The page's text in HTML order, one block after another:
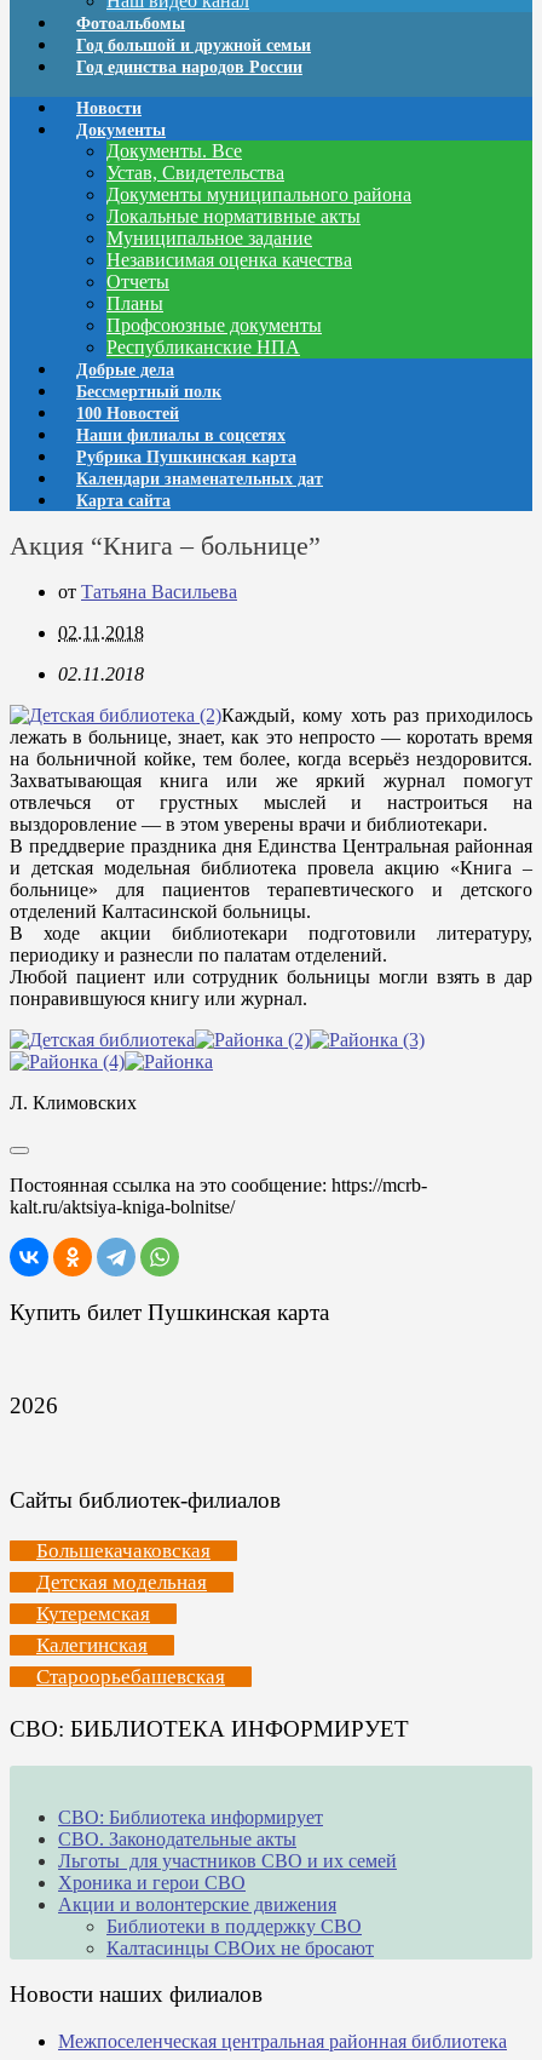
Фотоальбомы
Год большой и дружной семьи
Год единства народов России
Новости
Документы
Документы. Все
Устав, Свидетельства
Документы муниципального района
Локальные нормативные акты
Муниципальное задание
Независимая оценка качества
Отчеты
Планы
Профсоюзные документы
Республиканские НПА
Добрые дела
Бессмертный полк
100 Новостей
Наши филиалы в соцсетях
Рубрика Пушкинская карта
Календари знаменательных дат
Карта сайта
Акция “Книга – больнице”
от Татьяна Васильева
02.11.2018
02.11.2018
Каждый, кому хоть раз приходилось
лежать в больнице, знает, как это непросто — коротать время
на больничной койке, тем более, когда всерьёз нездоровится.
Захватывающая книга или же яркий журнал помогут
отвлечься от грустных мыслей и настроиться на
выздоровление — в этом уверены врачи и библиотекари.
В преддверие праздника дня Единства Центральная районная
и детская модельная библиотека провела акцию «Книга –
больнице» для пациентов терапевтического и детского
отделений Калтасинской больницы.
В ходе акции библиотекари подготовили литературу,
периодику и разнесли по палатам отделений.
Любой пациент или сотрудник больницы могли взять в дар
понравившуюся книгу или журнал.
Л. Климовских
Постоянная ссылка на это сообщение: https://mcrb-
kalt.ru/aktsiya-kniga-bolnitse/
Купить билет Пушкинская карта
2026
Сайты библиотек-филиалов
Большекачаковская
Детская модельная
Кутеремская
Калегинская
Староорьебашевская
СВО: БИБЛИОТЕКА ИНФОРМИРУЕТ
СВО: Библиотека информирует
СВО. Законодательные акты
Льготы для участников СВО и их семей
Хроника и герои СВО
Акции и волонтерские движения
Библиотеки в поддержку СВО
Калтасинцы СВОих не бросают
Новости наших филиалов
Межпоселенческая центральная районная библиотека